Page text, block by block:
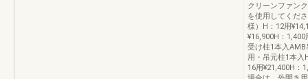
クリーンファン
を使用してくだ
様）H：12用
¥16,900H：
受け柱1本入
用・吊元柱1本入
16用¥21,400H：